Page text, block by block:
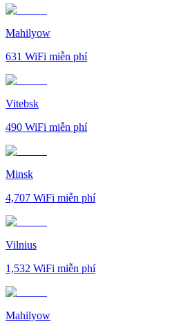
Mahilyow
631 WiFi miễn phí
Vitebsk
490 WiFi miễn phí
Minsk
4,707 WiFi miễn phí
Vilnius
1,532 WiFi miễn phí
Mahilyow